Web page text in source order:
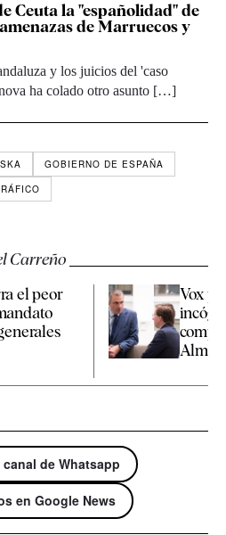
Ceuta la "españolidad" de
de Marruecos y
y los juicios del 'caso
ha colado otro asunto […]
GOBIERNO DE ESPAÑA
Carreño
el peor
Vox
canal de Whatsapp
en Google News